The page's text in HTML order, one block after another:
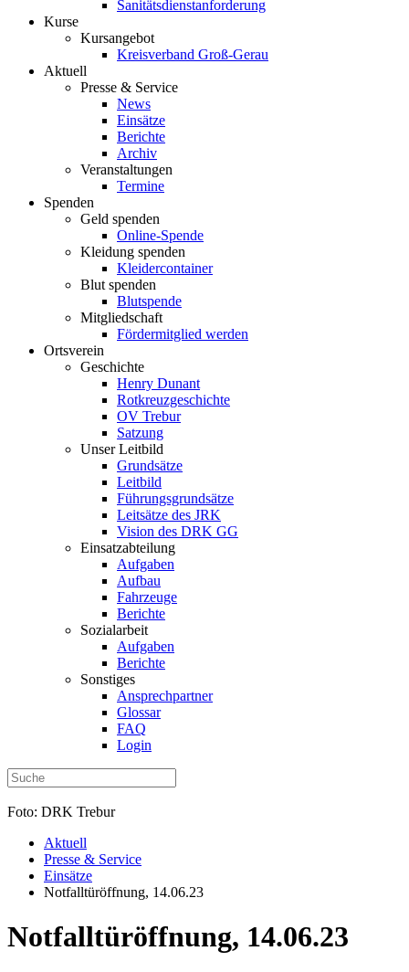
Sanitätsdienstanforderung
Kurse
Kursangebot
Kreisverband Groß-Gerau
Aktuell
Presse & Service
News
Einsätze
Berichte
Archiv
Veranstaltungen
Termine
Spenden
Geld spenden
Online-Spende
Kleidung spenden
Kleidercontainer
Blut spenden
Blutspende
Mitgliedschaft
Fördermitglied werden
Ortsverein
Geschichte
Henry Dunant
Rotkreuzgeschichte
OV Trebur
Satzung
Unser Leitbild
Grundsätze
Leitbild
Führungsgrundsätze
Leitsätze des JRK
Vision des DRK GG
Einsatzabteilung
Aufgaben
Aufbau
Fahrzeuge
Berichte
Sozialarbeit
Aufgaben
Berichte
Sonstiges
Ansprechpartner
Glossar
FAQ
Login
Foto: DRK Trebur
Aktuell
Presse & Service
Einsätze
Notfalltüröffnung, 14.06.23
Notfalltüröffnung, 14.06.23